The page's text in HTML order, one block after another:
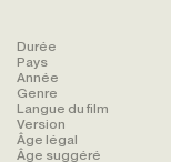
Durée
Pays
Année
Genre
Langue du film
Version
Âge légal
Âge suggéré